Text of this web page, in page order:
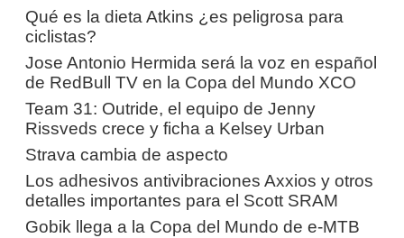
Qué es la dieta Atkins ¿es peligrosa para
ciclistas?
Jose Antonio Hermida será la voz en español
de RedBull TV en la Copa del Mundo XCO
Team 31: Outride, el equipo de Jenny
Rissveds crece y ficha a Kelsey Urban
Strava cambia de aspecto
Los adhesivos antivibraciones Axxios y otros
detalles importantes para el Scott SRAM
Gobik llega a la Copa del Mundo de e-MTB